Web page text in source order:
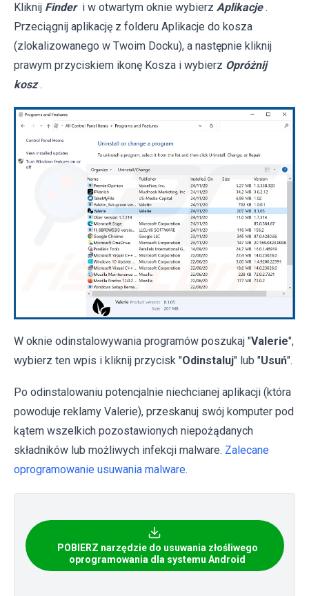
Kliknij Finder i w otwartym oknie wybierz Aplikacje .
Przeciągnij aplikację z folderu Aplikacje do kosza
(zlokalizowanego w Twoim Docku), a następnie kliknij
prawym przyciskiem ikonę Kosza i wybierz Opróżnij
kosz .
W oknie odinstalowywania programów poszukaj "Valerie",
wybierz ten wpis i kliknij przycisk "Odinstaluj" lub "Usuń".
Po odinstalowaniu potencjalnie niechcianej aplikacji (która
powoduje reklamy Valerie), przeskanuj swój komputer pod
kątem wszelkich pozostawionych niepożądanych
składników lub możliwych infekcji malware. Zalecane
oprogramowanie usuwania malware.
POBIERZ narzędzie do usuwania złośliwego
oprogramowania dla systemu Android